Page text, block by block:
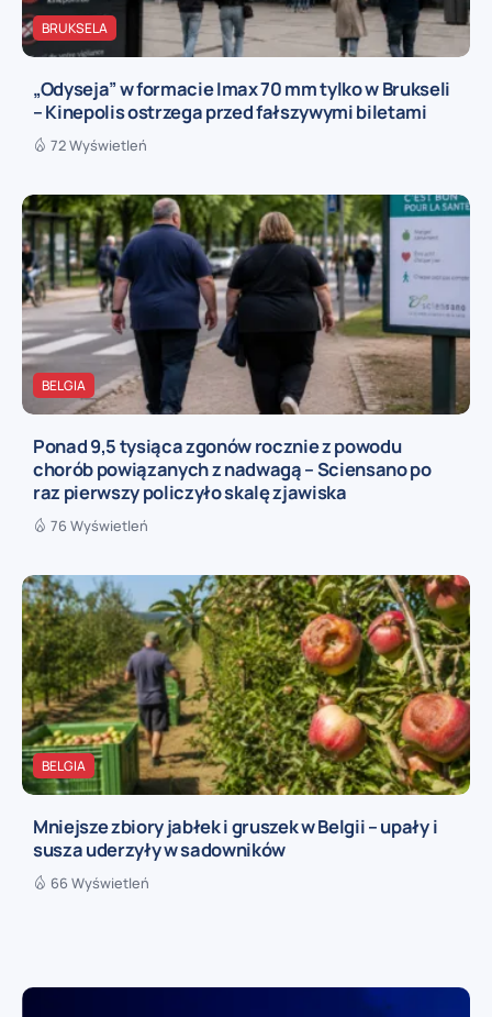
BRUKSELA
„Odyseja” w formacie Imax 70 mm tylko w Brukseli
– Kinepolis ostrzega przed fałszywymi biletami
72 Wyświetleń
BELGIA
Ponad 9,5 tysiąca zgonów rocznie z powodu
chorób powiązanych z nadwagą – Sciensano po
raz pierwszy policzyło skalę zjawiska
76 Wyświetleń
BELGIA
Mniejsze zbiory jabłek i gruszek w Belgii – upały i
susza uderzyły w sadowników
66 Wyświetleń